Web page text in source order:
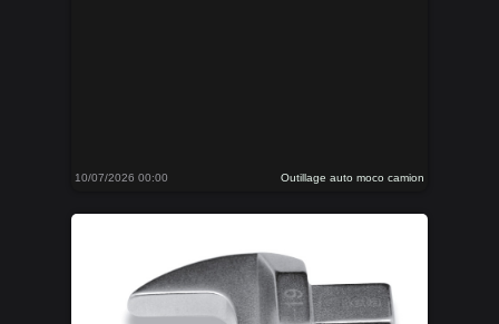
10/07/2026 00:00 Outillage auto moco camion